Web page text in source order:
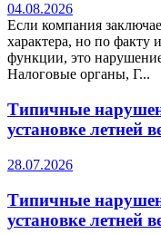
04.08.2026
Если компания
характера, но по факту
функции, это нарушение
Налоговые органы, Г...
Типичные
установке летней
28.07.2026
Типичные
установке летней